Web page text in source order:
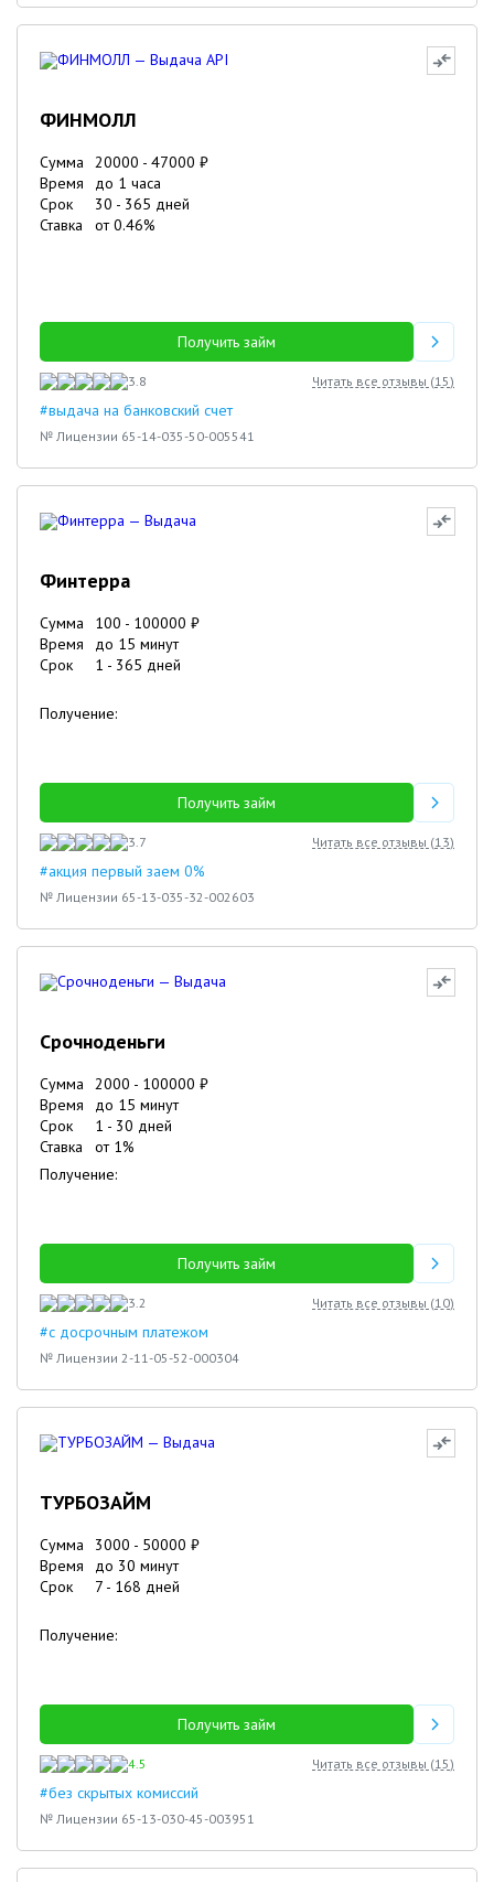
ФИНМОЛЛ
Сумма 20000 - 47000 ₽
Время
до 1 часа
Срок
30 - 365 дней
Ставка
от0.46%
Получить займ
3.8 Читать все отзывы (15)
#выдача на банковский счет
№ Лицензии 65-14-035-50-005541
Финтерра
Сумма 100 - 100000 ₽
Время
до 15 минут
Срок
1 - 365 дней
Получение:
Получить займ
3.7 Читать все отзывы (13)
#акция первый заем 0%
№ Лицензии 65-13-035-32-002603
Срочноденьги
Сумма 2000 - 100000 ₽
Время
до 15 минут
Срок
1 - 30 дней
Ставка
от 1%
Получение:
Получить займ
3.2 Читать все отзывы (10)
#с досрочным платежом
№ Лицензии 2-11-05-52-000304
ТУРБОЗАЙМ
Сумма 3000 - 50000 ₽
Время
до 30 минут
Срок
7 - 168 дней
Получение:
Получить займ
4.5 Читать все отзывы (15)
#без скрытых комиссий
№ Лицензии 65-13-030-45-003951